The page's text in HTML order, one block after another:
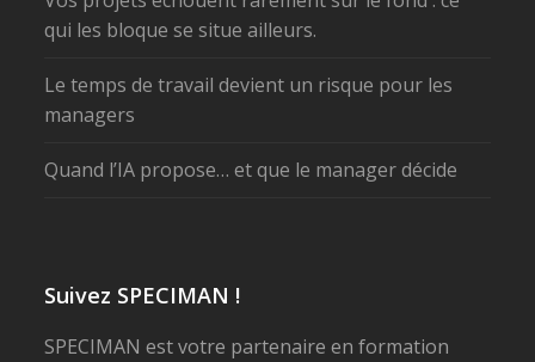
qui les bloque se situe ailleurs.
Le temps de travail devient un risque pour les
managers
Quand l’IA propose… et que le manager décide
Suivez SPECIMAN !
SPECIMAN est votre partenaire en formation